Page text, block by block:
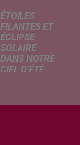
ÉTOILES
FILANTES ET
ÉCLIPSE
SOLAIRE
DANS NOTRE
CIEL D’ÉTÉ
exceptionnel qui